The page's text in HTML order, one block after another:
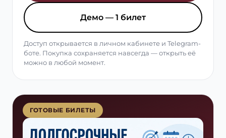
Демо — 1 билет
Доступ открывается в личном кабинете и Telegram-
боте. Покупка сохраняется навсегда — открыть её
можно в любой момент.
ГОТОВЫЕ БИЛЕТЫ